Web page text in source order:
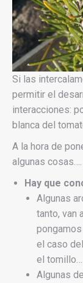
Si las
permitir el
interacciones:
blanca del
A la hora de
algunas cosas….
Hay que
Algunas
tanto, van
el caso
el tomillo…
Algunas